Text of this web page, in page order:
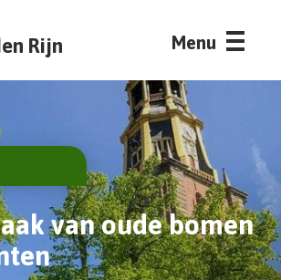
Rijn Menu
van oude bomen